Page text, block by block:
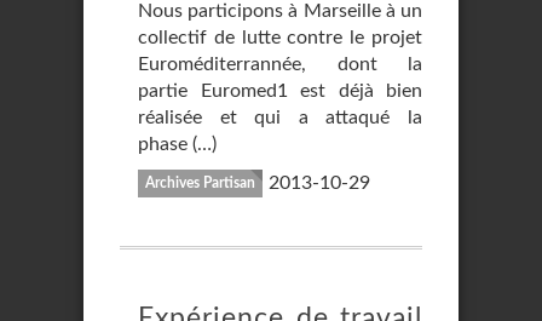
Nous participons à Marseille à un
collectif de lutte contre le projet
Euroméditerrannée, dont la
partie Euromed1 est déjà bien
réalisée et qui a attaqué la
phase (…)
Archives Partisan 2013-10-29